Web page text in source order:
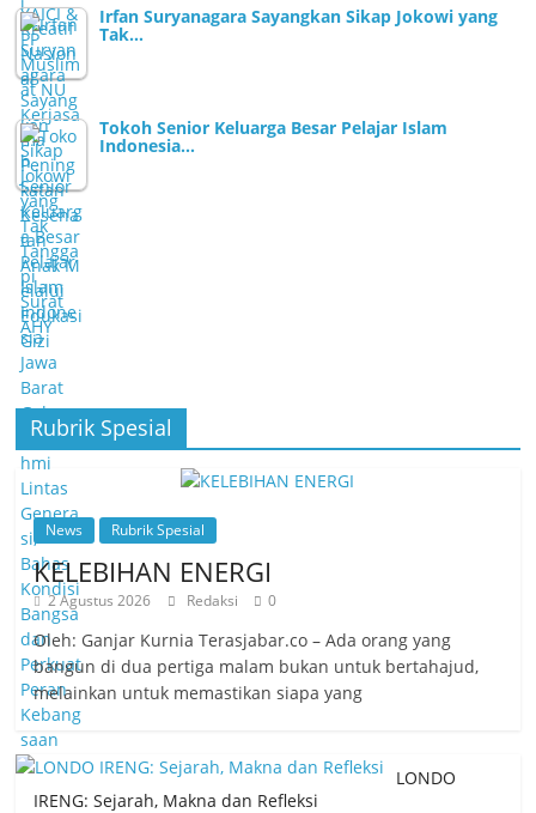
Irfan Suryanagara Sayangkan Sikap Jokowi yang
Tak…
Tokoh Senior Keluarga Besar Pelajar Islam
Indonesia…
Rubrik Spesial
News Rubrik Spesial
KELEBIHAN ENERGI
2 Agustus 2026 Redaksi 0
Oleh: Ganjar Kurnia Terasjabar.co – Ada orang yang
bangun di dua pertiga malam bukan untuk bertahajud,
melainkan untuk memastikan siapa yang
LONDO
IRENG: Sejarah, Makna dan Refleksi